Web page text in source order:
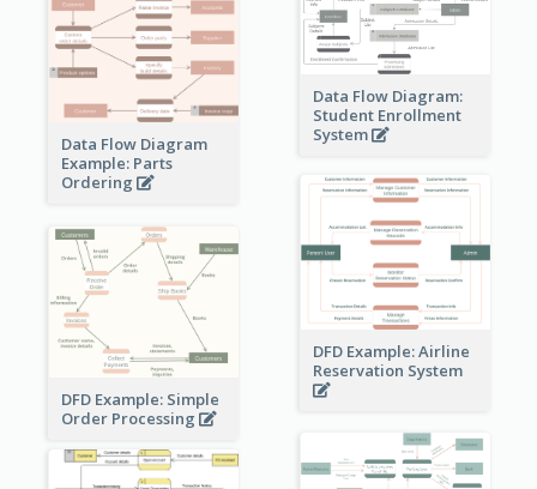
Data Flow Diagram:
Student Enrollment
System
Data Flow Diagram
Example: Parts
Ordering
DFD Example: Airline
Reservation System
DFD Example: Simple
Order Processing